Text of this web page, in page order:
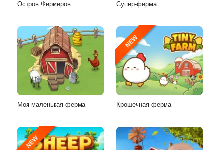
Остров Фермеров Супер-ферма
Моя маленькая ферма
NEW
Крошечная ферма
NEW